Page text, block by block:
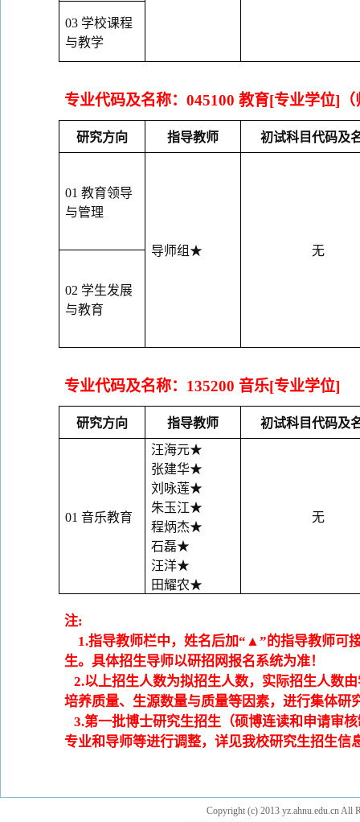
03 学校课程
与教学
专业代码及名称： 045100 教育[专业学位]
研究方向 指导教师 初试科目代码及
01 教育领导
与管理
导师组 ★ 无
02 学生发展
与教育
专业代码及名称： 135200 音乐[专业学位]
研究方向 指导教师 初试科目代码及
01 音乐教育
汪海元★
张建华★
刘咏莲★
朱玉江★
程炳杰★
石磊★
汪洋★
田耀农★
无
注:
1.指导教师栏中，姓名后加“▲”的指导教师可
生。具体招生导师以研招网报名系统为准！
2.以上招生人数为拟招生人数，实际招生人数
培养质量、生源数量与质量等因素，进行集体研
3.第一批博士研究生招生（硕博连读和申请审
专业和导师等进行调整，详见我校研究生招生信
Copyright (c) 2013 yz.ahnu.edu.cn